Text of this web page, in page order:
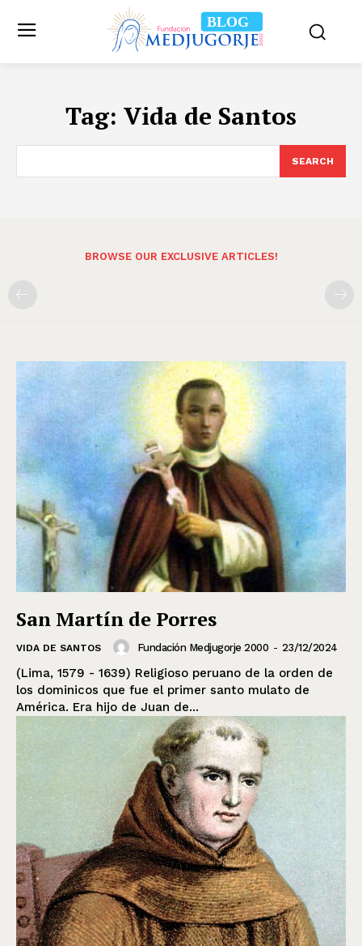
BLOG
Tag: Vida de Santos
SEARCH
BROWSE OUR EXCLUSIVE ARTICLES!
San Martín de Porres
VIDA DE SANTOS Fundación Medjugorje 2000 - 23/12/2024
(Lima, 1579 - 1639) Religioso peruano de la orden de
los dominicos que fue el primer santo mulato de
América. Era hijo de Juan de...